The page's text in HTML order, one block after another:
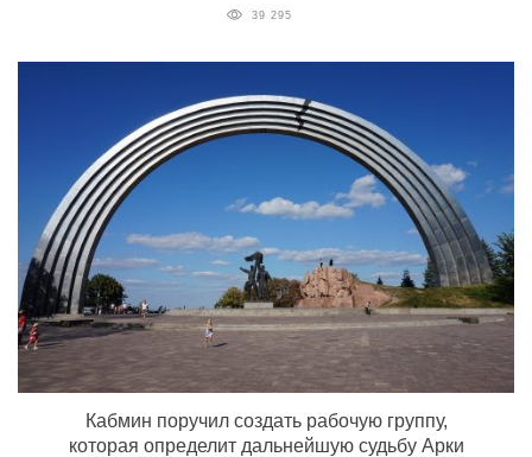
39 295
Кабмин поручил создать рабочую группу,
которая определит дальнейшую судьбу Арки